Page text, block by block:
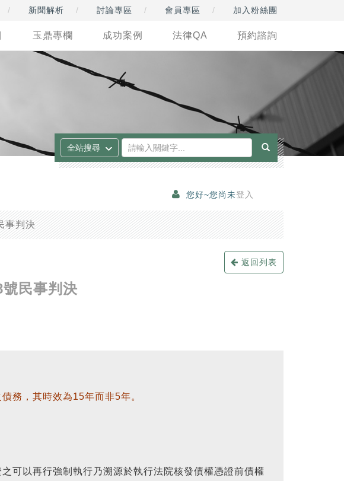
新聞解析 討論專區 會員專區 加入粉絲團
玉鼎專欄 成功案例 法律QA 預約諮詢
您好~您尚未登入
事判決
返回列表
民事判決
務，其時效為15年而非5年。
可以再行強制執行乃溯源於執行法院核發債權憑證前債權